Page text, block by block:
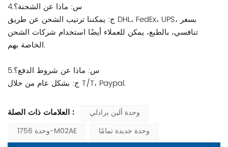
4.س: ماذا عن الشحنة؟
ج: يمكننا ترتيب الشحن عن طريق DHL، FedEx، UPS، بسعر
تنافسي، بالطبع، يمكن للعملاء أيضًا استخدام شركات الشحن
الخاصة بهم.
5.س: ماذا عن شروط الدفع؟
ج: بشكل عام من خلال T/T، Paypal.
العلامات ذات الصلة :
وحدة ألين برادلي
وحدة 1756-M02AE
وحدة جديدة تمامًا